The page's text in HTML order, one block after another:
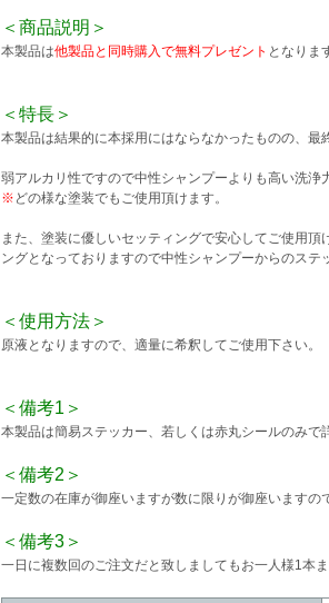
＜商品説明＞
本製品は他製品と同時購入で無料プレゼント となりま
＜特長＞
本製品は結果的に本採用にはならなかったものの、最
弱アルカリ性ですので中性シャンプーよりも高い洗浄
※ どの様な塗装でもご使用頂けます。
また、塗装に優しいセッティングで安心してご使用
ングとなっておりますので中性シャンプーからのステ
＜使用方法＞
原液となりますので、適量に希釈してご使用下さい。
＜備考1＞
本製品は簡易ステッカー、若しくは赤丸シールのみで
＜備考2＞
一定数の在庫が御座いますが数に限りが御座いますの
＜備考3＞
一日に複数回のご注文だと致しましてもお一人様1本